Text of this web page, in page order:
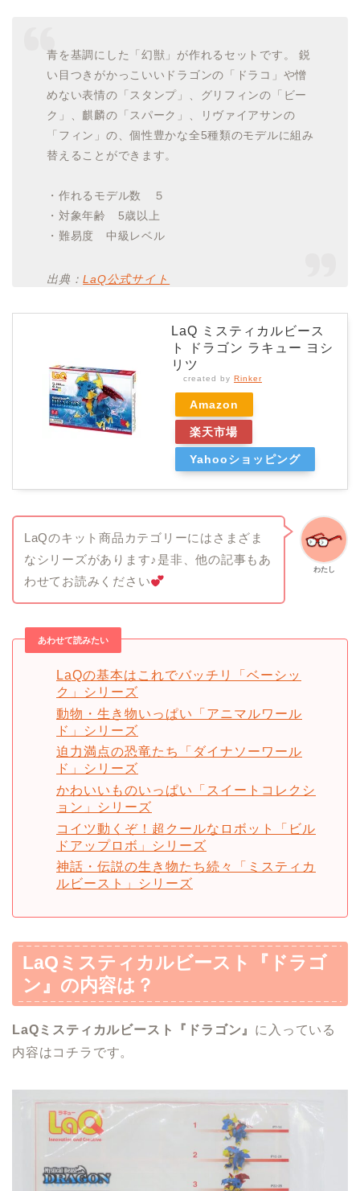
青を基調にした「幻獣」が作れるセットです。 鋭
い目つきがかっこいいドラゴンの「ドラコ」や憎
めない表情の「スタンプ」、グリフィンの「ビー
ク」、麒麟の「スパーク」、リヴァイアサンの
「フィン」の、個性豊かな全5種類のモデルに組み
替えることができます。
・作れるモデル数 ５
・対象年齢 5歳以上
・難易度 中級レベル
出典：LaQ公式サイト
LaQ ミスティカルビース
ト ドラゴン ラキュー ヨシ
リツ
created by Rinker
Amazon
楽天市場
Yahooショッピング
わたし
LaQのキット商品カテゴリーにはさまざま
なシリーズがあります♪是非、他の記事もあ
わせてお読みください
あわせて読みたい
LaQの基本はこれでバッチリ「ベーシッ
ク」シリーズ
動物・生き物いっぱい「アニマルワール
ド」シリーズ
迫力満点の恐竜たち「ダイナソーワール
ド」シリーズ
かわいいものいっぱい「スイートコレクシ
ョン」シリーズ
コイツ動くぞ！超クールなロボット「ビル
ドアップロボ」シリーズ
神話・伝説の生き物たち続々「ミスティカ
ルビースト」シリーズ
LaQミスティカルビースト『ドラゴ
ン』 の内容は？
LaQミスティカルビースト『ドラゴン』 に入っている
内容はコチラです。